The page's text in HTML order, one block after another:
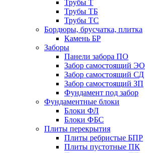
Трубы Т
Трубы ТБ
Трубы ТС
Бордюры, брусчатка, плитка
Камень БР
Заборы
Панели забора ПО
Забор самостоящий ЭО
Забор самостоящий СД
Забор самостоящий ЗП
Фyндамент под забор
Фундаментные блоки
Блоки ФЛ
Блоки ФБС
Плиты перекрытия
Плиты ребристые БПР
Плиты пустотные ПК